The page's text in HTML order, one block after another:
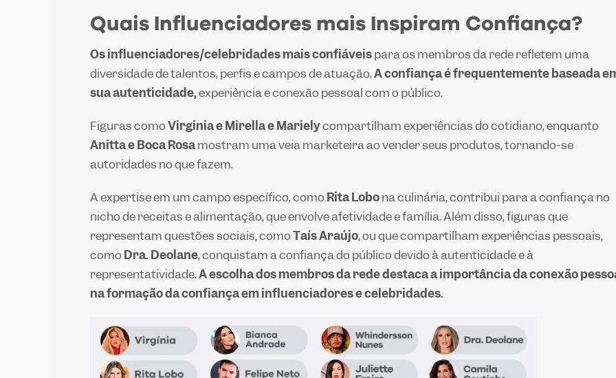
Quais Influenciadores mais Inspiram Confiança?
Os influenciadores/celebridades mais confiáveispara os membros da rede refletem uma
diversidade de talentos, perfis e campos de atuação.A confiança é frequentemente baseada
sua autenticidade,experiência e conexão pessoal com o público.
Figuras comoVirginia e Mirella e Marielycompartilham experiências do cotidiano, enquanto
Anitta e Boca Rosamostram uma veia marketeira ao vender seus produtos, tornando-se
autoridades no que fazem.
A expertise em um campo específico, como Rita Lobona culinária, contribui para a confiança no
nicho de receitas e alimentação, que envolve afetividade e família. Além disso, figuras que
representam questões sociais, comoTaís Araújo, ou que compartilham experiências pessoais,
como Dra. Deolane, conquistam a confiança do público devido à autenticidade e à
representatividade.A escolha dos membros da rede destaca a importância da conexão
na formação da confiança em influenciadores e celebridades.